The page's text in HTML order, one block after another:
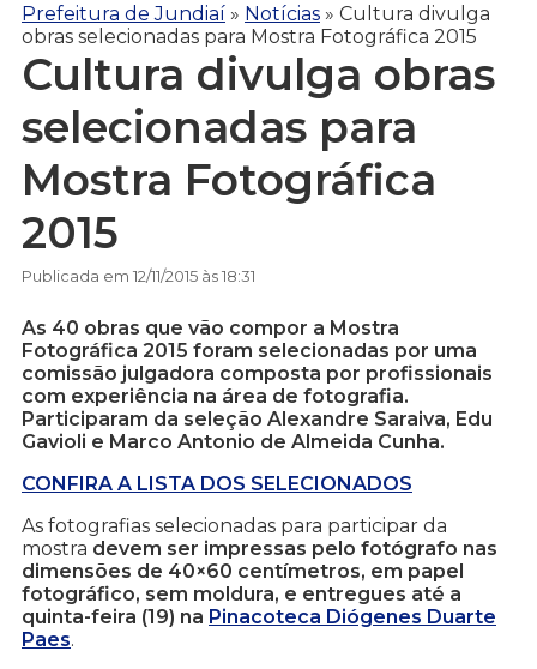
Prefeitura de Jundiaí » Notícias » Cultura divulga
obras selecionadas para Mostra Fotográfica 2015
Cultura divulga obras
selecionadas para
Mostra Fotográfica
2015
Publicada em 12/11/2015 às 18:31
As 40 obras que vão compor a Mostra
Fotográfica 2015 foram selecionadas por uma
comissão julgadora composta por profissionais
com experiência na área de fotografia.
Participaram da seleção Alexandre Saraiva, Edu
Gavioli e Marco Antonio de Almeida Cunha.
CONFIRA A LISTA DOS SELECIONADOS
As fotografias selecionadas para participar da
mostra devem ser impressas pelo fotógrafo nas
dimensões de 40×60 centímetros, em papel
fotográfico, sem moldura, e entregues até a
quinta-feira (19) na Pinacoteca Diógenes Duarte
Paes.